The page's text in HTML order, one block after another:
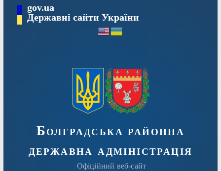
Перейтиgov.ua
Державні сайти України
Болградська районна
державна адміністрація
Офіційний веб-сайт